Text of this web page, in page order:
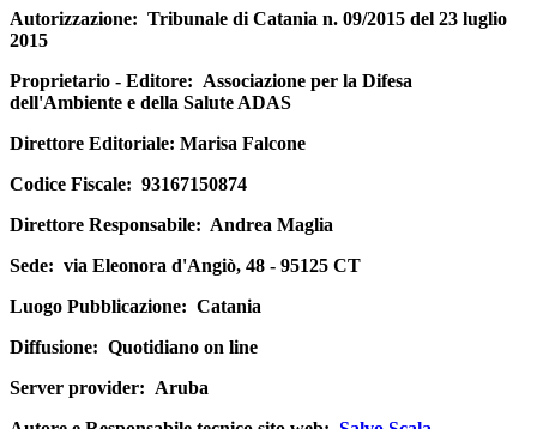
Autorizzazione: Tribunale di Catania n. 09/2015 del 23 luglio
2015
Proprietario - Editore: Associazione per la Difesa
dell'Ambiente e della Salute ADAS
Direttore Editoriale: Marisa Falcone
Codice Fiscale: 93167150874
Direttore Responsabile: Andrea Maglia
Sede: via Eleonora d'Angiò, 48 - 95125 CT
Luogo Pubblicazione: Catania
Diffusione: Quotidiano on line
Server provider: Aruba